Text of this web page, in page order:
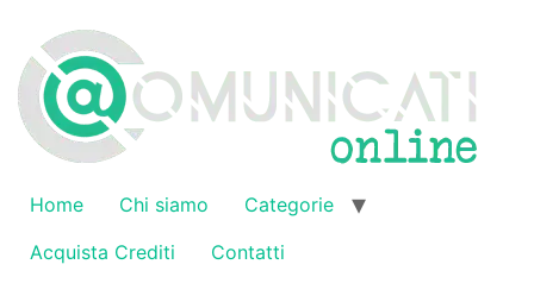
contenuto
Home Chi siamo
Categorie
Acquista Crediti
Contatti